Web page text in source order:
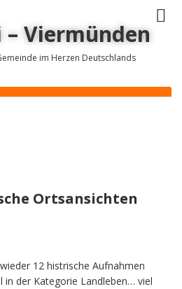
Viermünden
im Herzen Deutschlands
Ortsansichten
12 histrische Aufnahmen
in der Kategorie Landleben… viel